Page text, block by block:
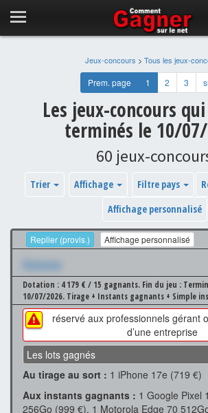
Jeux-concours > Tous les jeux-
Prem. page 1 2 3
Les jeux-concours
terminés le 10/
60 jeux-
Trier Affichage Filtre pays
Affichage personnalisé
Replier (provis.) Affichage personnalisé
Xxxxxxx
Dotation : 4 179 € / 15 gagnants. Fin du jeu :
10/07/2026. Tirage + Instants gagnants + Simple
réservé aux professionnels gérant
d’une entreprise
Les lots gagnés
Au tirage au sort : 1 iPhone 17e (719 €)
Aux instants gagnants : 1 Google Pixel
256Go (999 €), 1 Motorola Edge 70